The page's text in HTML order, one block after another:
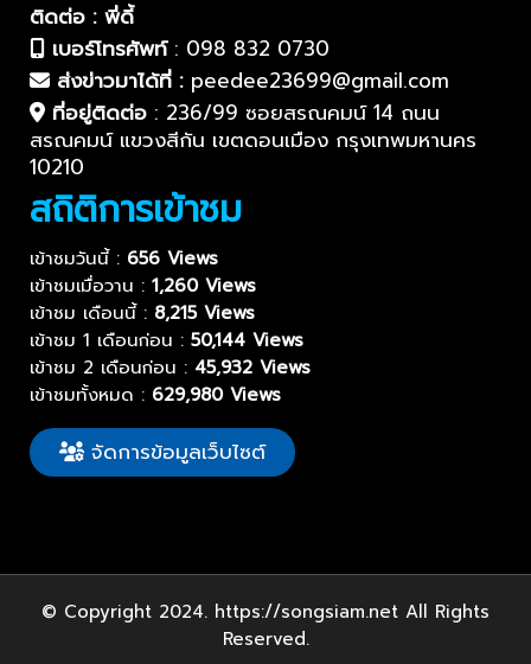
ติดต่อ : พี่ดี้
เบอร์โทรศัพท์: 098 832 0730
ส่งข่าวมาได้ที่ : peedee23699@gmail.com
ที่อยู่ติดต่อ : 236/99 ซอยสรณคมน์ 14 ถนน
สรณคมน์ แขวงสีกัน เขตดอนเมือง กรุงเทพมหานคร
10210
สถิติการเข้าชม
เข้าชมวันนี้ : 656 Views
เข้าชมเมื่อวาน : 1,260 Views
เข้าชม เดือนนี้ : 8,215 Views
เข้าชม 1 เดือนก่อน : 50,144 Views
เข้าชม 2 เดือนก่อน : 45,932 Views
เข้าชมทั้งหมด : 629,980 Views
จัดการข้อมูลเว็บไซต์
© Copyright 2024. https://songsiam.net All Rights
Reserved.